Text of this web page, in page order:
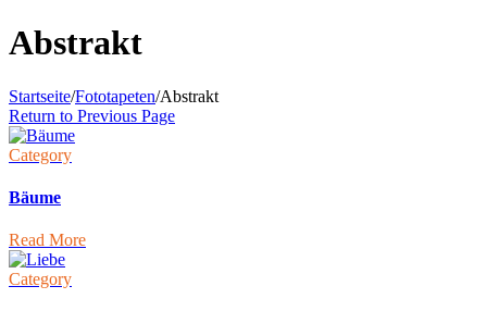
Abstrakt
Startseite/Fototapeten/Abstrakt
Return to Previous Page
Category
Bäume
Read More
Category